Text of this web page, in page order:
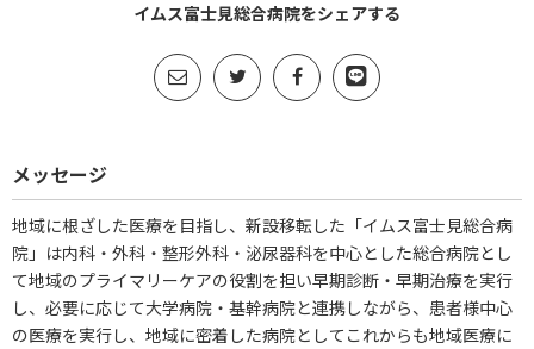
イムス富士見総合病院をシェアする
メッセージ
地域に根ざした医療を目指し、新設移転した「イムス富士見総合病
院」は内科・外科・整形外科・泌尿器科を中心とした総合病院とし
て地域のプライマリーケアの役割を担い早期診断・早期治療を実行
し、必要に応じて大学病院・基幹病院と連携しながら、患者様中心
の医療を実行し、地域に密着した病院としてこれからも地域医療に